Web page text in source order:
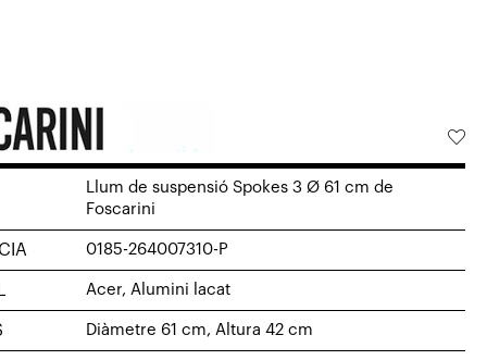
Llum de suspensió Spokes 3 Ø 61 cm de
Foscarini
0185-264007310-P
Acer, Alumini lacat
Diàmetre 61 cm, Altura 42 cm